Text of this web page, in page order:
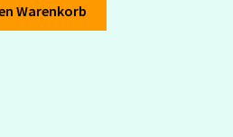
Warenkorb